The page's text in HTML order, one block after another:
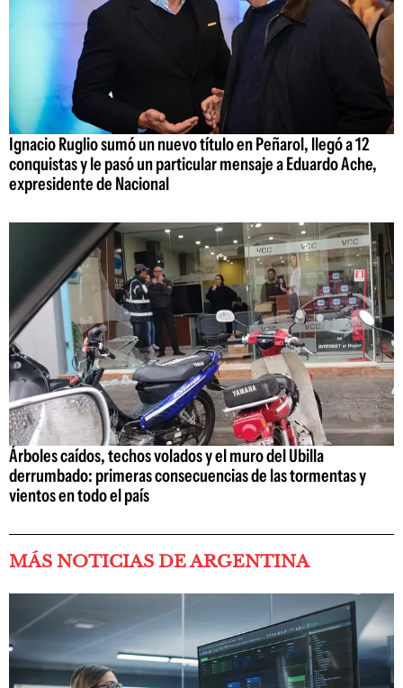
Ignacio Ruglio sumó un nuevo título en Peñarol, llegó a 12
conquistas y le pasó un particular mensaje a Eduardo Ache,
expresidente de Nacional
Árboles caídos, techos volados y el muro del Ubilla
derrumbado: primeras consecuencias de las tormentas y
vientos en todo el país
MÁS NOTICIAS DE ARGENTINA